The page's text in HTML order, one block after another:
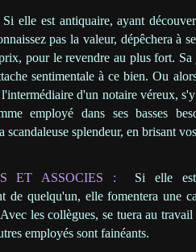
Si elle est antiquaire, ayant
pas la valeur, dépêchera à
pour le revendre au plus fort. Sa
sentimentale à ce bien. Ou
d'un notaire véreux,
employé dans ses basses
scandaleuse splendeur, en brisant
ET ASSOCIES :
Si elle
de quelqu'un, elle fomentera une
Avec les collègues, se tuera au
employés sont fainéants.